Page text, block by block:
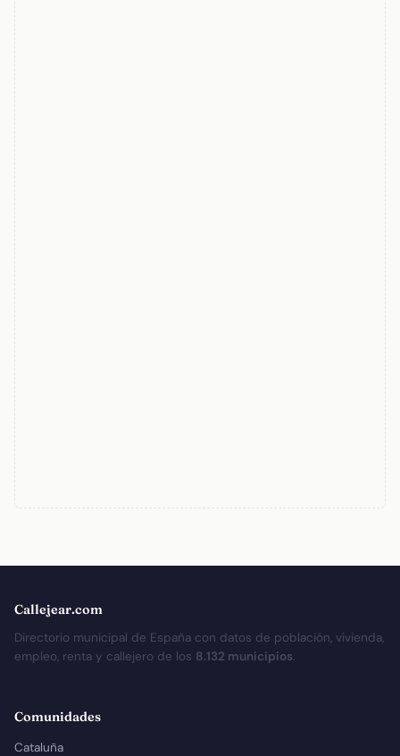
Callejear.com
Directorio municipal de España con datos de población, vivienda,
empleo, renta y callejero de los 8.132 municipios.
Comunidades
Cataluña